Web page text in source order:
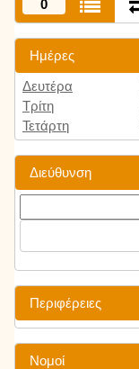
0
Ημέρες
Δευτέρα
Τρίτη
Τετάρτη
Διεύθυνση
Περιφέρειες
Νομοί